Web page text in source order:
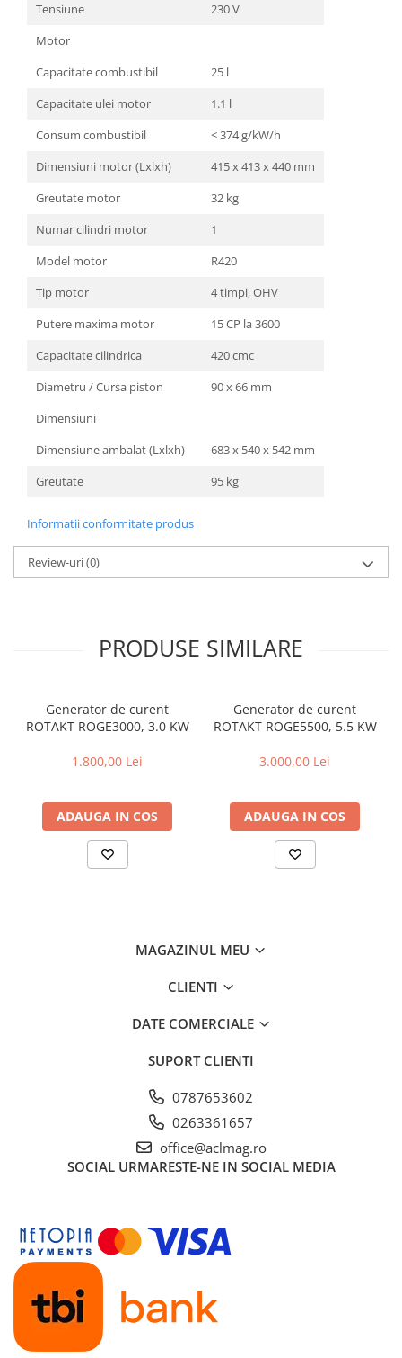
Tensiune
230 V
Motor
Capacitate combustibil
25 l
Capacitate ulei motor
1.1 l
Consum combustibil
< 374 g/kW/h
Dimensiuni motor (Lxlxh)
415 x 413 x 440 mm
Greutate motor
32 kg
Numar cilindri motor
1
Model motor
R420
Tip motor
4 timpi, OHV
Putere maxima motor
15 CP la 3600
Capacitate cilindrica
420 cmc
Diametru / Cursa piston
90 x 66 mm
Dimensiuni
Dimensiune ambalat (Lxlxh)
683 x 540 x 542 mm
Greutate
95 kg
Informatii conformitate produs
Review-uri(0)
PRODUSE SIMILARE
Generator de curent
ROTAKT ROGE3000, 3.0 KW
1.800,00 Lei
ADAUGA IN COS
Generator de curent
ROTAKT ROGE5500, 5.5 KW
3.000,00 Lei
ADAUGA IN COS
MAGAZINUL MEU
CLIENTI
DATE COMERCIALE
SUPORT CLIENTI
0787653602
0263361657
office@aclmag.ro
SOCIAL URMARESTE-NE IN SOCIAL MEDIA